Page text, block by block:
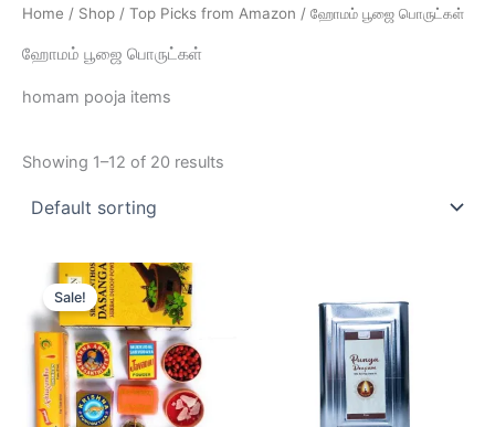
Home / Shop / Top Picks from Amazon / ஹோமம் பூஜை பொருட்கள்
ஹோமம் பூஜை பொருட்கள்
homam pooja items
Showing 1–12 of 20 results
Sale!
Original
price
was:
₹600.00.
Current
price
is:
₹399.00.